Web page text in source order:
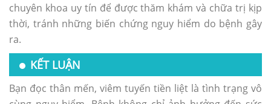
chuyên khoa uy tín để được thăm khám và chữa trị kịp
thời, tránh những biến chứng nguy hiểm do bệnh gây
ra.
KẾT LUẬN
Bạn đọc thân mến, viêm tuyến tiền liệt là tình trạng vô